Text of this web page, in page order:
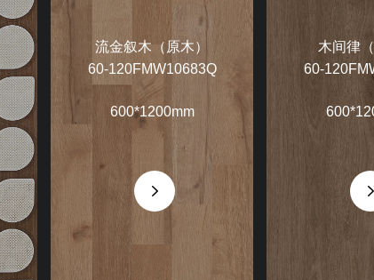
流金叙木（原木）
60-120FMW10683Q
600*1200mm
木间律
60-